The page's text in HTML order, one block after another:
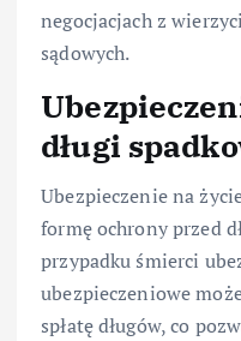
negocjacjach z
sądowych.
długi
Ubezpieczenie na
formę ochrony przed
przypadku śmierci
ubezpieczeniowe
spłatę długów, co